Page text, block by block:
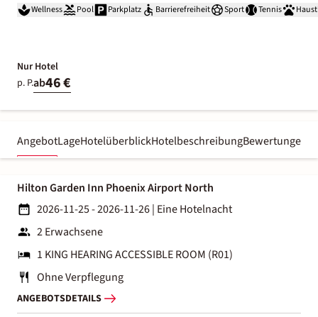
Wellness Pool Parkplatz Barrierefreiheit Sport Tennis
Nur Hotel
p. P.ab46 €
AngebotLageHotelüberblickHotelbeschreibungBewertungen
Hilton Garden Inn Phoenix Airport North
2026-11-25 - 2026-11-26| Eine Hotelnacht
2 Erwachsene
1 KING HEARING ACCESSIBLE ROOM (R01)
Ohne Verpflegung
ANGEBOTSDETAILS